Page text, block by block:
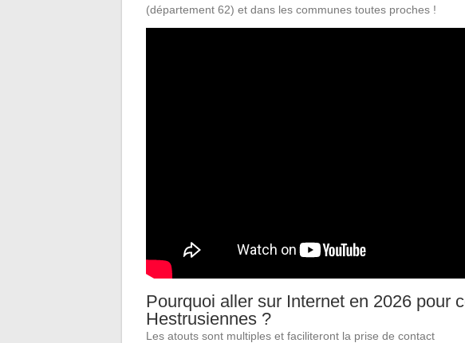
(département 62) et dans les communes toutes proches !
Pourquoi aller sur Internet en 2026 pour
Hestrusiennes ?
Les atouts sont multiples et faciliteront la prise de contact